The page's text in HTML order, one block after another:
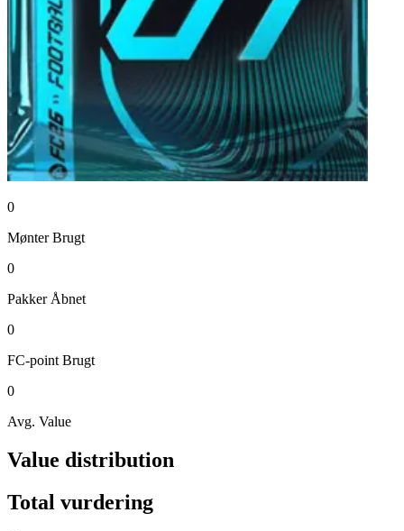
0
Mønter Brugt
0
Pakker Åbnet
0
FC-point Brugt
0
Avg. Value
Value distribution
Total vurdering